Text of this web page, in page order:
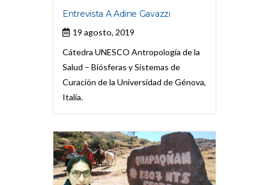
Entrevista A Adine Gavazzi
19 agosto, 2019
Cátedra UNESCO Antropología de la
Salud – Biósferas y Sistemas de
Curación de la Universidad de Génova,
Italia.